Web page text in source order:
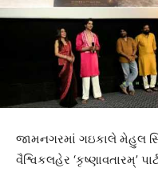
જામનગરમાં ગઇકાલે મેહુલ
વૈશ્વિકલહેર ‘કૃષ્ણાવતારમ્’